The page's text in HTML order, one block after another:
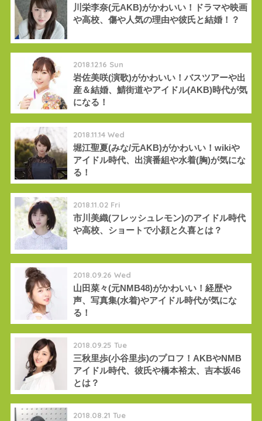
川栄李奈(元AKB)がかわいい！ドラマや映画
や高校、傷や人気の理由や彼氏と結婚！？
2018.12.16 Sun
岩佐美咲(演歌)がかわいい！バスツアーや出
産＆結婚、鯖街道やアイドル(AKB)時代が気
になる！
2018.11.14 Wed
堀江聖夏(みな/元AKB)がかわいい！wikiや
アイドル時代、出演番組や水着(胸)が気にな
る！
2018.11.02 Fri
市川美織(フレッシュレモン)のアイドル時代
や高校、ショートで小顔と久喜とは？
2018.09.26 Wed
山田菜々(元NMB48)がかわいい！経歴や
声、写真集(水着)やアイドル時代が気にな
る！
2018.09.25 Tue
三秋里歩(小谷里歩)のプロフ！AKBやNMB
アイドル時代、彼氏や橋本裕太、吉本坂46
とは？
2018.08.21 Tue